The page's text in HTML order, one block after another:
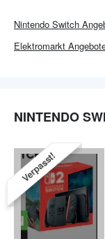
Nintendo Switch
Elektromarkt
NINTENDO
Verpasst!